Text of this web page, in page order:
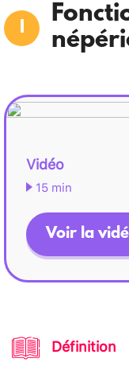
Vidéo
15 min
Voir la
Définition